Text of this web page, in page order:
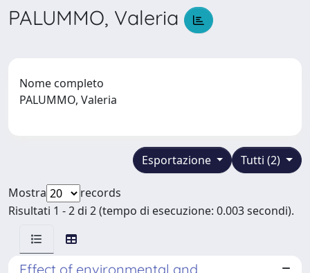
PALUMMO, Valeria
Nome completo
PALUMMO, Valeria
Tutti (2)
Esportazione
Mostra
records
Risultati 1 - 2 di 2 (tempo di esecuzione: 0.003 secondi).
Effect of environmental and